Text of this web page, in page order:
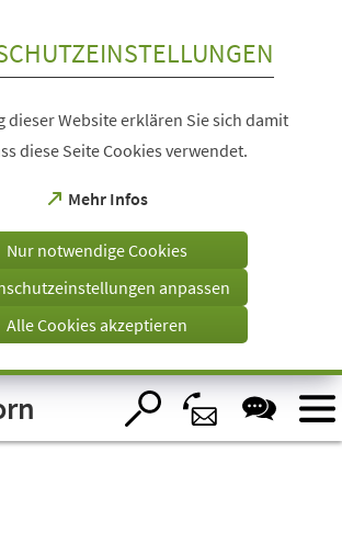
dieser Website erklären Sie sich damit
diese Seite Cookies verwendet.
Mehr Infos
(Öffnet
einem
Tab)
Nur notwendige Cookies
anpassen
Alle Cookies akzeptieren